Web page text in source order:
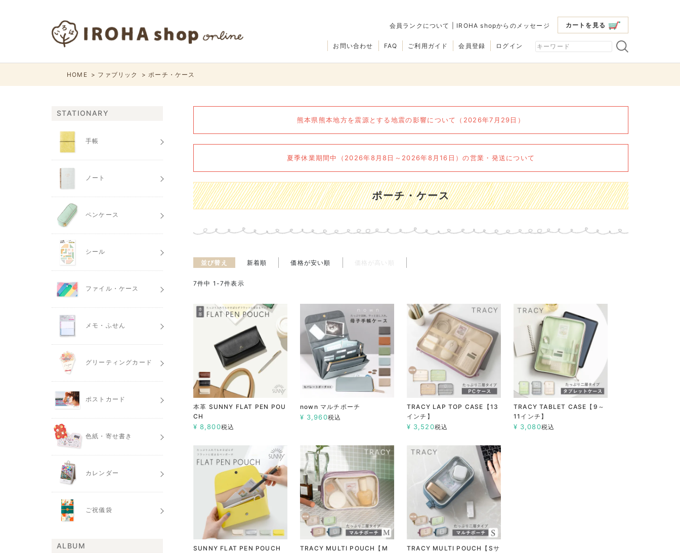
カートを見る
会員ランクについて IROHA shopからのメッセージ
会員登録 ログイン
ご利用ガイド
FAQ
お問い合わせ
HOME ファブリック ポーチ・ケース
熊本県熊本地方を震源とする地震の影響について（2026年7月29日）
夏季休業期間中（2026年8月8日～2026年8月16日）の営業・発送について
ポーチ・ケース
並び替え 新着順 価格が安い順 価格が高い順
7件中 1 -7件表示
本革 SUNNY FLAT PEN POU
CH
¥ 8,800税込
nown マルチポーチ
¥ 3,960税込
TRACY LAP TOP CASE【13
インチ】
¥ 3,520税込
TRACY TABLET CASE【9～
11インチ】
¥ 3,080税込
SUNNY FLAT PEN POUCH
TRACY MULTI POUCH【M
TRACY MULTI POUCH【Sサ
STATIONARY
手帳
ノート
ペンケース
シール
ファイル・ケース
メモ・ふせん
グリーティングカード
ポストカード
色紙・寄せ書き
カレンダー
ご祝儀袋
ALBUM